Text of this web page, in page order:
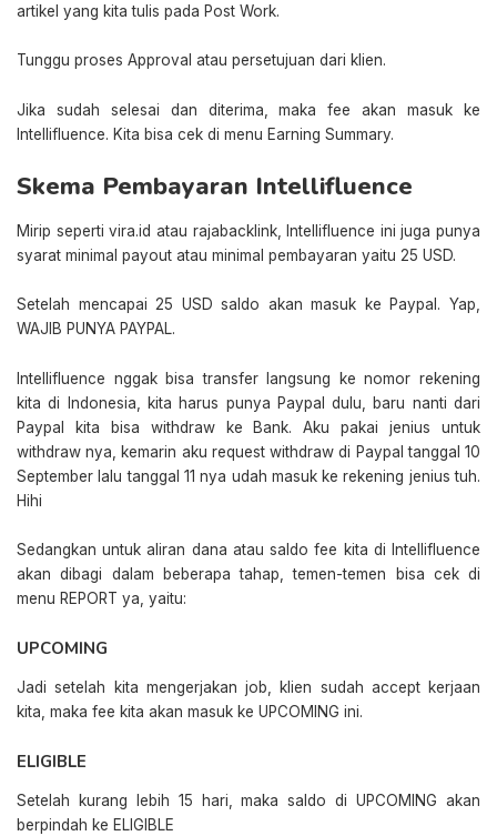
artikel yang kita tulis pada Post Work.
Tunggu proses Approval atau persetujuan dari klien.
Jika sudah selesai dan diterima, maka fee akan masuk ke
Intellifluence. Kita bisa cek di menu Earning Summary.
Skema Pembayaran Intellifluence
Mirip seperti vira.id atau rajabacklink, Intellifluence ini juga punya
syarat minimal payout atau minimal pembayaran yaitu 25 USD.
Setelah mencapai 25 USD saldo akan masuk ke Paypal. Yap,
WAJIB PUNYA PAYPAL.
Intellifluence nggak bisa transfer langsung ke nomor rekening
kita di Indonesia, kita harus punya Paypal dulu, baru nanti dari
Paypal kita bisa withdraw ke Bank. Aku pakai jenius untuk
withdraw nya, kemarin aku request withdraw di Paypal tanggal 10
September lalu tanggal 11 nya udah masuk ke rekening jenius tuh.
Hihi
Sedangkan untuk aliran dana atau saldo fee kita di Intellifluence
akan dibagi dalam beberapa tahap, temen-temen bisa cek di
menu REPORT ya, yaitu:
UPCOMING
Jadi setelah kita mengerjakan job, klien sudah accept kerjaan
kita, maka fee kita akan masuk ke UPCOMING ini.
ELIGIBLE
Setelah kurang lebih 15 hari, maka saldo di UPCOMING akan
berpindah ke ELIGIBLE